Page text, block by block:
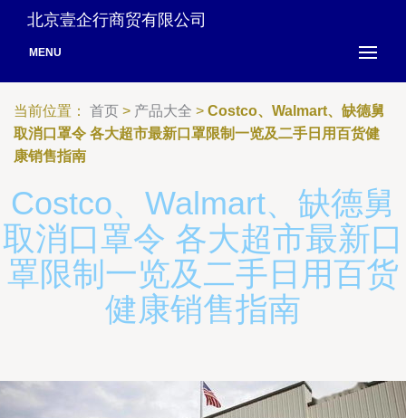
北京壹企行商贸有限公司
MENU
当前位置： 首页 > 产品大全 > Costco、Walmart、缺德舅
取消口罩令 各大超市最新口罩限制一览及二手日用百货健
康销售指南
Costco、Walmart、缺德舅
取消口罩令 各大超市最新口
罩限制一览及二手日用百货
健康销售指南